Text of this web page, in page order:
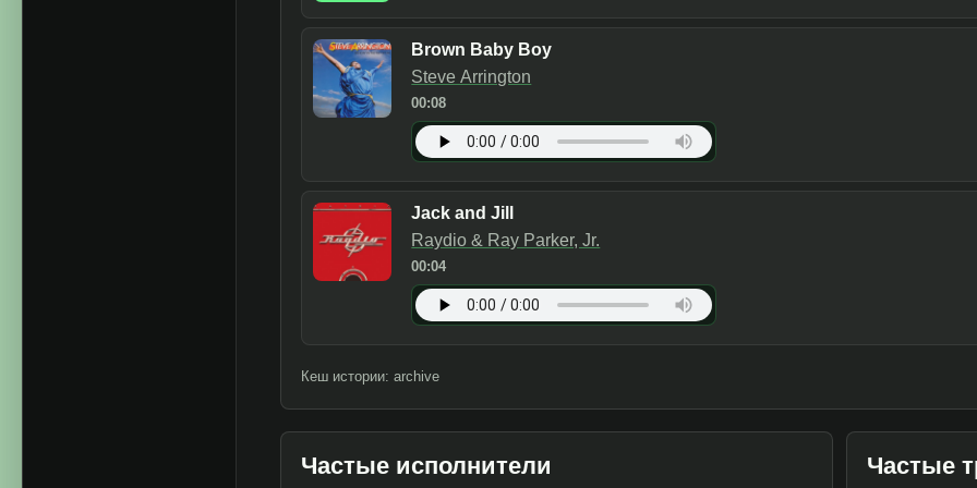
Brown Baby Boy
Steve Arrington
00:08
Jack and Jill
Raydio & Ray Parker, Jr.
00:04
Кеш истории: archive
Частые исполнители Частые